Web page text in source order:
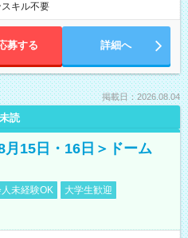
キル不要
募する 詳細へ
掲載日：2026.08.04
未読
月15日・16日＞ドーム
未経験OK
大学生歓迎